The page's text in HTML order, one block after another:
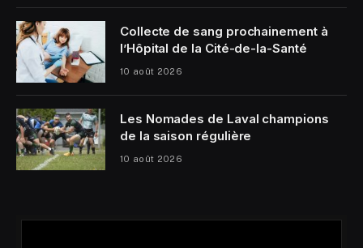
Collecte de sang prochainement à
l’Hôpital de la Cité-de-la-Santé
10 août 2026
Les Nomades de Laval champions
de la saison régulière
10 août 2026